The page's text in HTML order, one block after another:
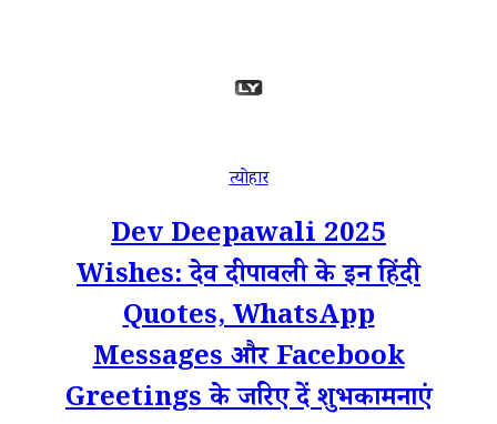
त्योहार
Dev Deepawali 2025
Wishes: देव दीपावली के इन हिंदी
Quotes, WhatsApp
Messages और Facebook
Greetings के जरिए दें शुभकामनाएं